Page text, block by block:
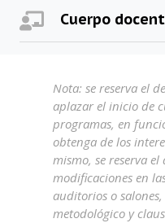
Cuerpo
Nota: se reserva el
aplazar el inicio de
programas, en
obtenga de los
mismo, se reserva
modificaciones en
auditorios o
metodológico y